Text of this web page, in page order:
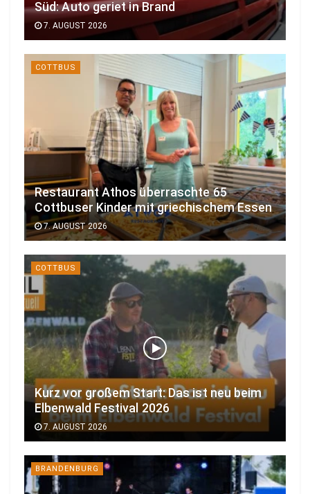
Süd: Auto geriet in Brand
7. AUGUST 2026
COTTBUS
Restaurant Athos überraschte 65
Cottbuser Kinder mit griechischem Essen
7. AUGUST 2026
COTTBUS
Kurz vor großem Start: Das ist neu beim
Elbenwald Festival 2026
7. AUGUST 2026
BRANDENBURG